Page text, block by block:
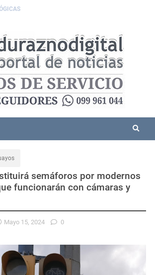
semáforos por modernos
funcionarán con cámaras y
Mayo 15, 2024 0